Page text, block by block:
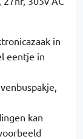
in
eentje in
kan